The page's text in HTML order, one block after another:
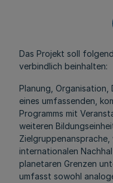
Das Projekt soll
verbindlich beinhalten:
Planung,
eines umfassenden,
Programms mit
weiteren
Zielgruppenansprache,
internationalen
planetaren Grenzen
umfasst sowohl